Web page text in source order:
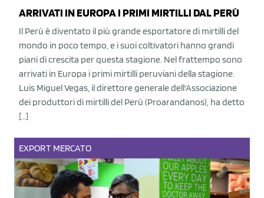
ARRIVATI IN EUROPA I PRIMI MIRTILLI DAL PERÙ
Il Perù è diventato il più grande esportatore di mirtilli del
mondo in poco tempo, e i suoi coltivatori hanno grandi
piani di crescita per questa stagione. Nel frattempo sono
arrivati in Europa i primi mirtilli peruviani della stagione.
Luis Miguel Vegas, il direttore generale dell'Associazione
dei produttori di mirtilli del Perù (Proarandanos), ha detto
[…]
EXPORT MERCATO